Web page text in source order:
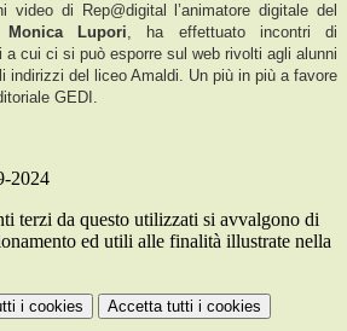
video di Rep@digital l’animatore digitale del
Monica Lupori, ha effettuato incontri di
cui ci si può esporre sul web rivolti agli alunni
indirizzi del liceo Amaldi. Un più in più a favore
GEDI.
2024
terzi da questo utilizzati si avvalgono di
ed utili alle finalità illustrate nella
i cookies Accetta tutti i cookies